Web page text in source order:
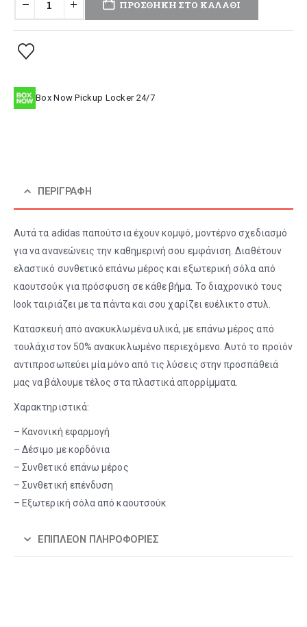
ΠΡΟΣΘΉΚΗ ΣΤΟ ΚΑΛΆΘΙ
Box Now Pickup Locker 24/7
ΠΕΡΙΓΡΑΦΉ
Αυτά τα adidas παπούτσια έχουν κομψό, μοντέρνο σχεδιασμό
για να ανανεώνεις την καθημερινή σου εμφάνιση. Διαθέτουν
ελαστικό συνθετικό επάνω μέρος και εξωτερική σόλα από
καουτσούκ για πρόσφυση σε κάθε βήμα. Το διαχρονικό τους
look ταιριάζει με τα πάντα και σου χαρίζει ευέλικτο στυλ.
Κατασκευή από ανακυκλωμένα υλικά, με επάνω μέρος από
τουλάχιστον 50% ανακυκλωμένο περιεχόμενο. Αυτό το προϊόν
αντιπροσωπεύει μία μόνο από τις λύσεις στην προσπάθειά
μας να βάλουμε τέλος στα πλαστικά απορρίμματα.
Χαρακτηριστικά:
– Κανονική εφαρμογή
– Δέσιμο με κορδόνια
– Συνθετικό επάνω μέρος
– Συνθετική επένδυση
– Εξωτερική σόλα από καουτσούκ
ΕΠΙΠΛΈΟΝ ΠΛΗΡΟΦΟΡΊΕΣ